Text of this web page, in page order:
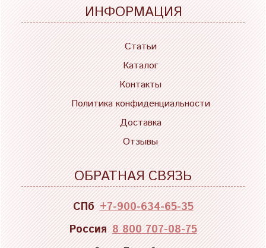
ИНФОРМАЦИЯ
Статьи
Каталог
Контакты
Политика конфиденциальности
Доставка
Отзывы
ОБРАТНАЯ СВЯЗЬ
СПб +7-900-634-65-35
Россия 8 800 707-08-75